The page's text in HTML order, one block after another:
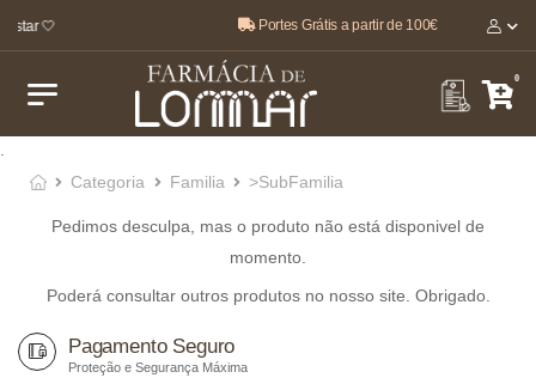
🤍 Portes Grátis a partir de 100€
0
Categoria
Familia >SubFamilia
Pedimos desculpa, mas o produto não está disponivel de
momento.
Poderá consultar outros produtos no nosso site. Obrigado.
Pagamento Seguro
Proteção e Segurança Máxima